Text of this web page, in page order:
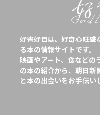
好書好日は、好奇心旺盛
る本の情報サイトです。
映画やアート、食などの
の本の紹介から、朝日新
と本の出会いをお手伝い